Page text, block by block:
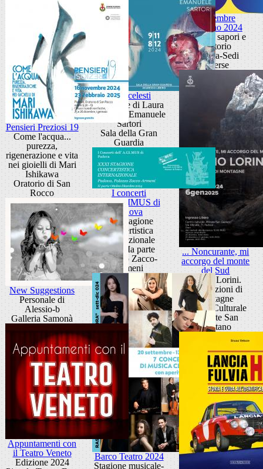
Novembre
Patavino 2024
Cultura, sapori e
territorio
Padova-Sedi
diverse
Diari celesti
Personale di Laura
Fortin ed Emanuele
Sartori
Sala della Gran
Guardia
Pensieri Preziosi 19
Come l'acqua...
purezza,
rigenerazione e vita
nei gioielli di Mari
Ishikawa
Oratorio di San
Rocco
... Noncurante, mi
accorgo del monte
del Sud
Bruno Lorini.
Apparizioni di
montagne
Centro Culturale
Altinate San
Gaetano
I concerti
dell'AGIMUS di
Padova
31a Stagione
Concertistica
Internazionale
2024-IIa parte
Palazzo Zacco-
Armeni
New Suggestions
Personale di
Alessio-b
Galleria Samonà
Barco Teatro 2024
Stagione musicale-
Appuntamenti con
il Teatro Veneto
Edizione 2024